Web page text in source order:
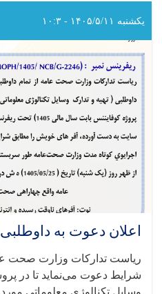
یکشنبه ۱۴۰۵/۵/۱۱ - ۱۰:۳
اعلان دعوت به
ریاست تدارکات وزارت صحت
شرایط دعوت می‌نماید تا در
وسایل تکنالوژی معلوماتی